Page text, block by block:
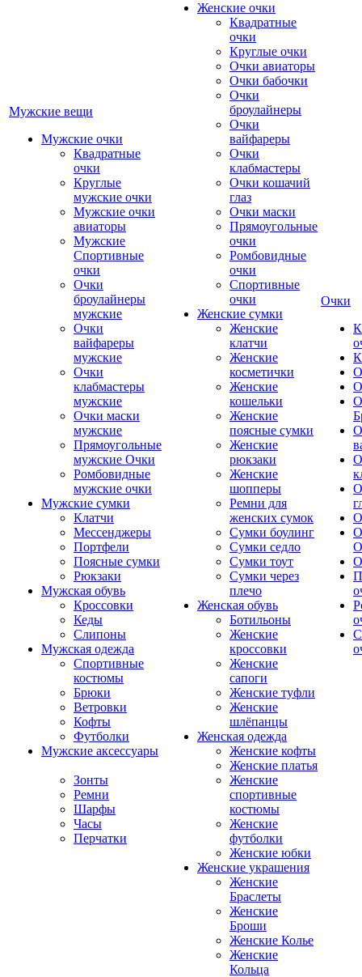
Мужские вещи
Мужские очки
Квадратные
очки
Круглые
мужские очки
Мужские очки
авиаторы
Мужские
Спортивные
очки
Очки
броулайнеры
мужские
Очки
вайфареры
мужские
Очки
клабмастеры
мужские
Очки маски
мужские
Прямоугольные
мужские Очки
Ромбовидные
мужские очки
Мужские сумки
Клатчи
Мессенджеры
Портфели
Поясные сумки
Рюкзаки
Мужская обувь
Кроссовки
Кеды
Слипоны
Мужская одежда
Спортивные
костюмы
Брюки
Ветровки
Кофты
Футболки
Мужские аксессуары
Зонты
Ремни
Шарфы
Часы
Перчатки
Женские очки
Квадратные
очки
Круглые очки
Очки авиаторы
Очки бабочки
Очки
броулайнеры
Очки
вайфареры
Очки
клабмастеры
Очки кошачий
глаз
Очки маски
Прямоугольные
очки
Ромбовидные
очки
Спортивные
очки
Женские сумки
Женские
клатчи
Женские
косметички
Женские
кошельки
Женские
поясные сумки
Женские
рюкзаки
Женские
шопперы
Ремни для
женских сумок
Сумки боулинг
Сумки седло
Сумки тоут
Сумки через
плечо
Женская обувь
Ботильоны
Женские
кроссовки
Женские
сапоги
Женские туфли
Женские
шлёпанцы
Женская одежда
Женские кофты
Женские платья
Женские
спортивные
костюмы
Женские
футболки
Женские юбки
Женские украшения
Женские
Браслеты
Женские
Броши
Женские Колье
Женские
Кольца
Очки